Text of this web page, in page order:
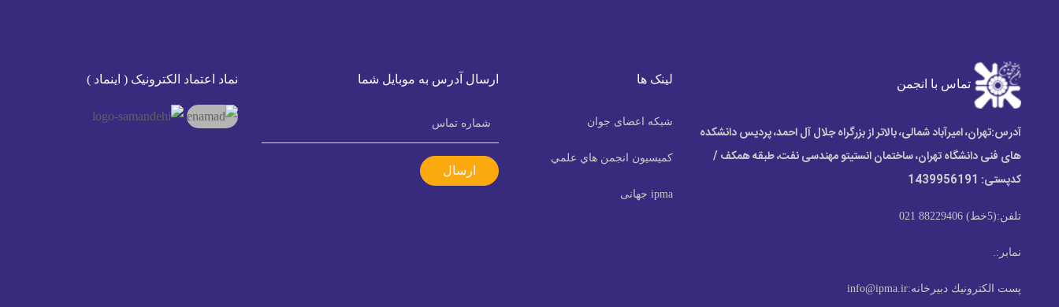
تماس با انجمن
آدرس:تهران، امیرآباد شمالی، بالاتر از بزرگراه جلال آل احمد، پردیس دانشکده
های فنی دانشگاه تهران، ساختمان انستیتو مهندسی نفت، طبقه همکف /
کدپستی: 1439956191
تلفن:(5خط) 88229406 021
نمابر:.
پست الكترونيك دبیرخانه:info@ipma.ir
لینک ها
شبکه اعضای جوان
كميسيون انجمن هاي علمي
ipma جهانی
ارسال آدرس به موبایل شما
ارسال
نماد اعتماد الکترونیک ( اینماد )